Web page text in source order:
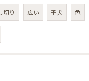
切り 広い 子犬 色